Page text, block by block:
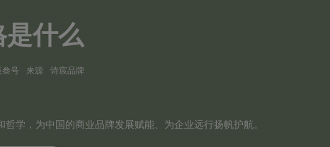
什么
叁号 来源 诗宸品牌
学，为中国的商业品牌发展赋能、为企业远行扬帆护航。